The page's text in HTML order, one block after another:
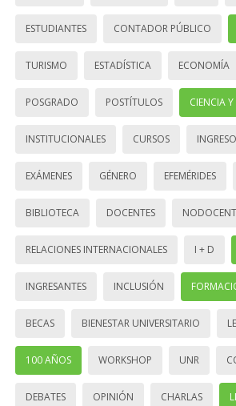
ESTUDIANTES CONTADOR PÚBLICO
TURISMO ESTADÍSTICA ECONOMÍA
POSGRADO POSTÍTULOS CIENCIA
INSTITUCIONALES CURSOS INGRESO
EXÁMENES GÉNERO EFEMÉRIDES
BIBLIOTECA DOCENTES
RELACIONES INTERNACIONALES I + D
INGRESANTES INCLUSIÓN
BECAS BIENESTAR UNIVERSITARIO
100 AÑOS WORKSHOP UNR
DEBATES OPINIÓN CHARLAS